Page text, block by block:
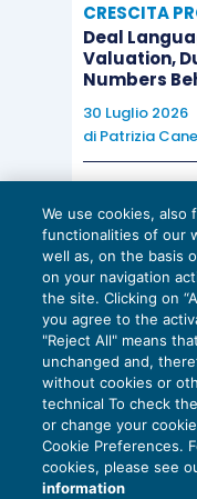
CRESCITA
Deal
Valuation,
Numbers
30 Luglio 2026
di Patrizia
EU AI Act e
scadenze
27 Luglio 2026
di Diego Barberi
We use cookies,
functionalities of our
well as, on the basis
on your navigation
the site. Clicking on
you agree to the
"Reject All" means
unchanged and,
without cookies or
technical To check
or change your
Cookie Preferences.
cookies, please see
information